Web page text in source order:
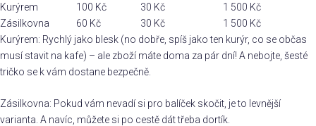
Kurýrem
100 Kč 30 Kč
1 500 Kč
Zásilkovna
60 Kč 30 Kč
1 500 Kč
Kurýrem: Rychlý jako blesk (no dobře, spíš jako ten kurýr, co se občas
musí stavit na kafe) – ale zboží máte doma za pár dní! A nebojte, šesté
tričko se k vám dostane bezpečně.
Zásilkovna: Pokud vám nevadí si pro balíček skočit, je to levnější
varianta. A navíc, můžete si po cestě dát třeba dortík.